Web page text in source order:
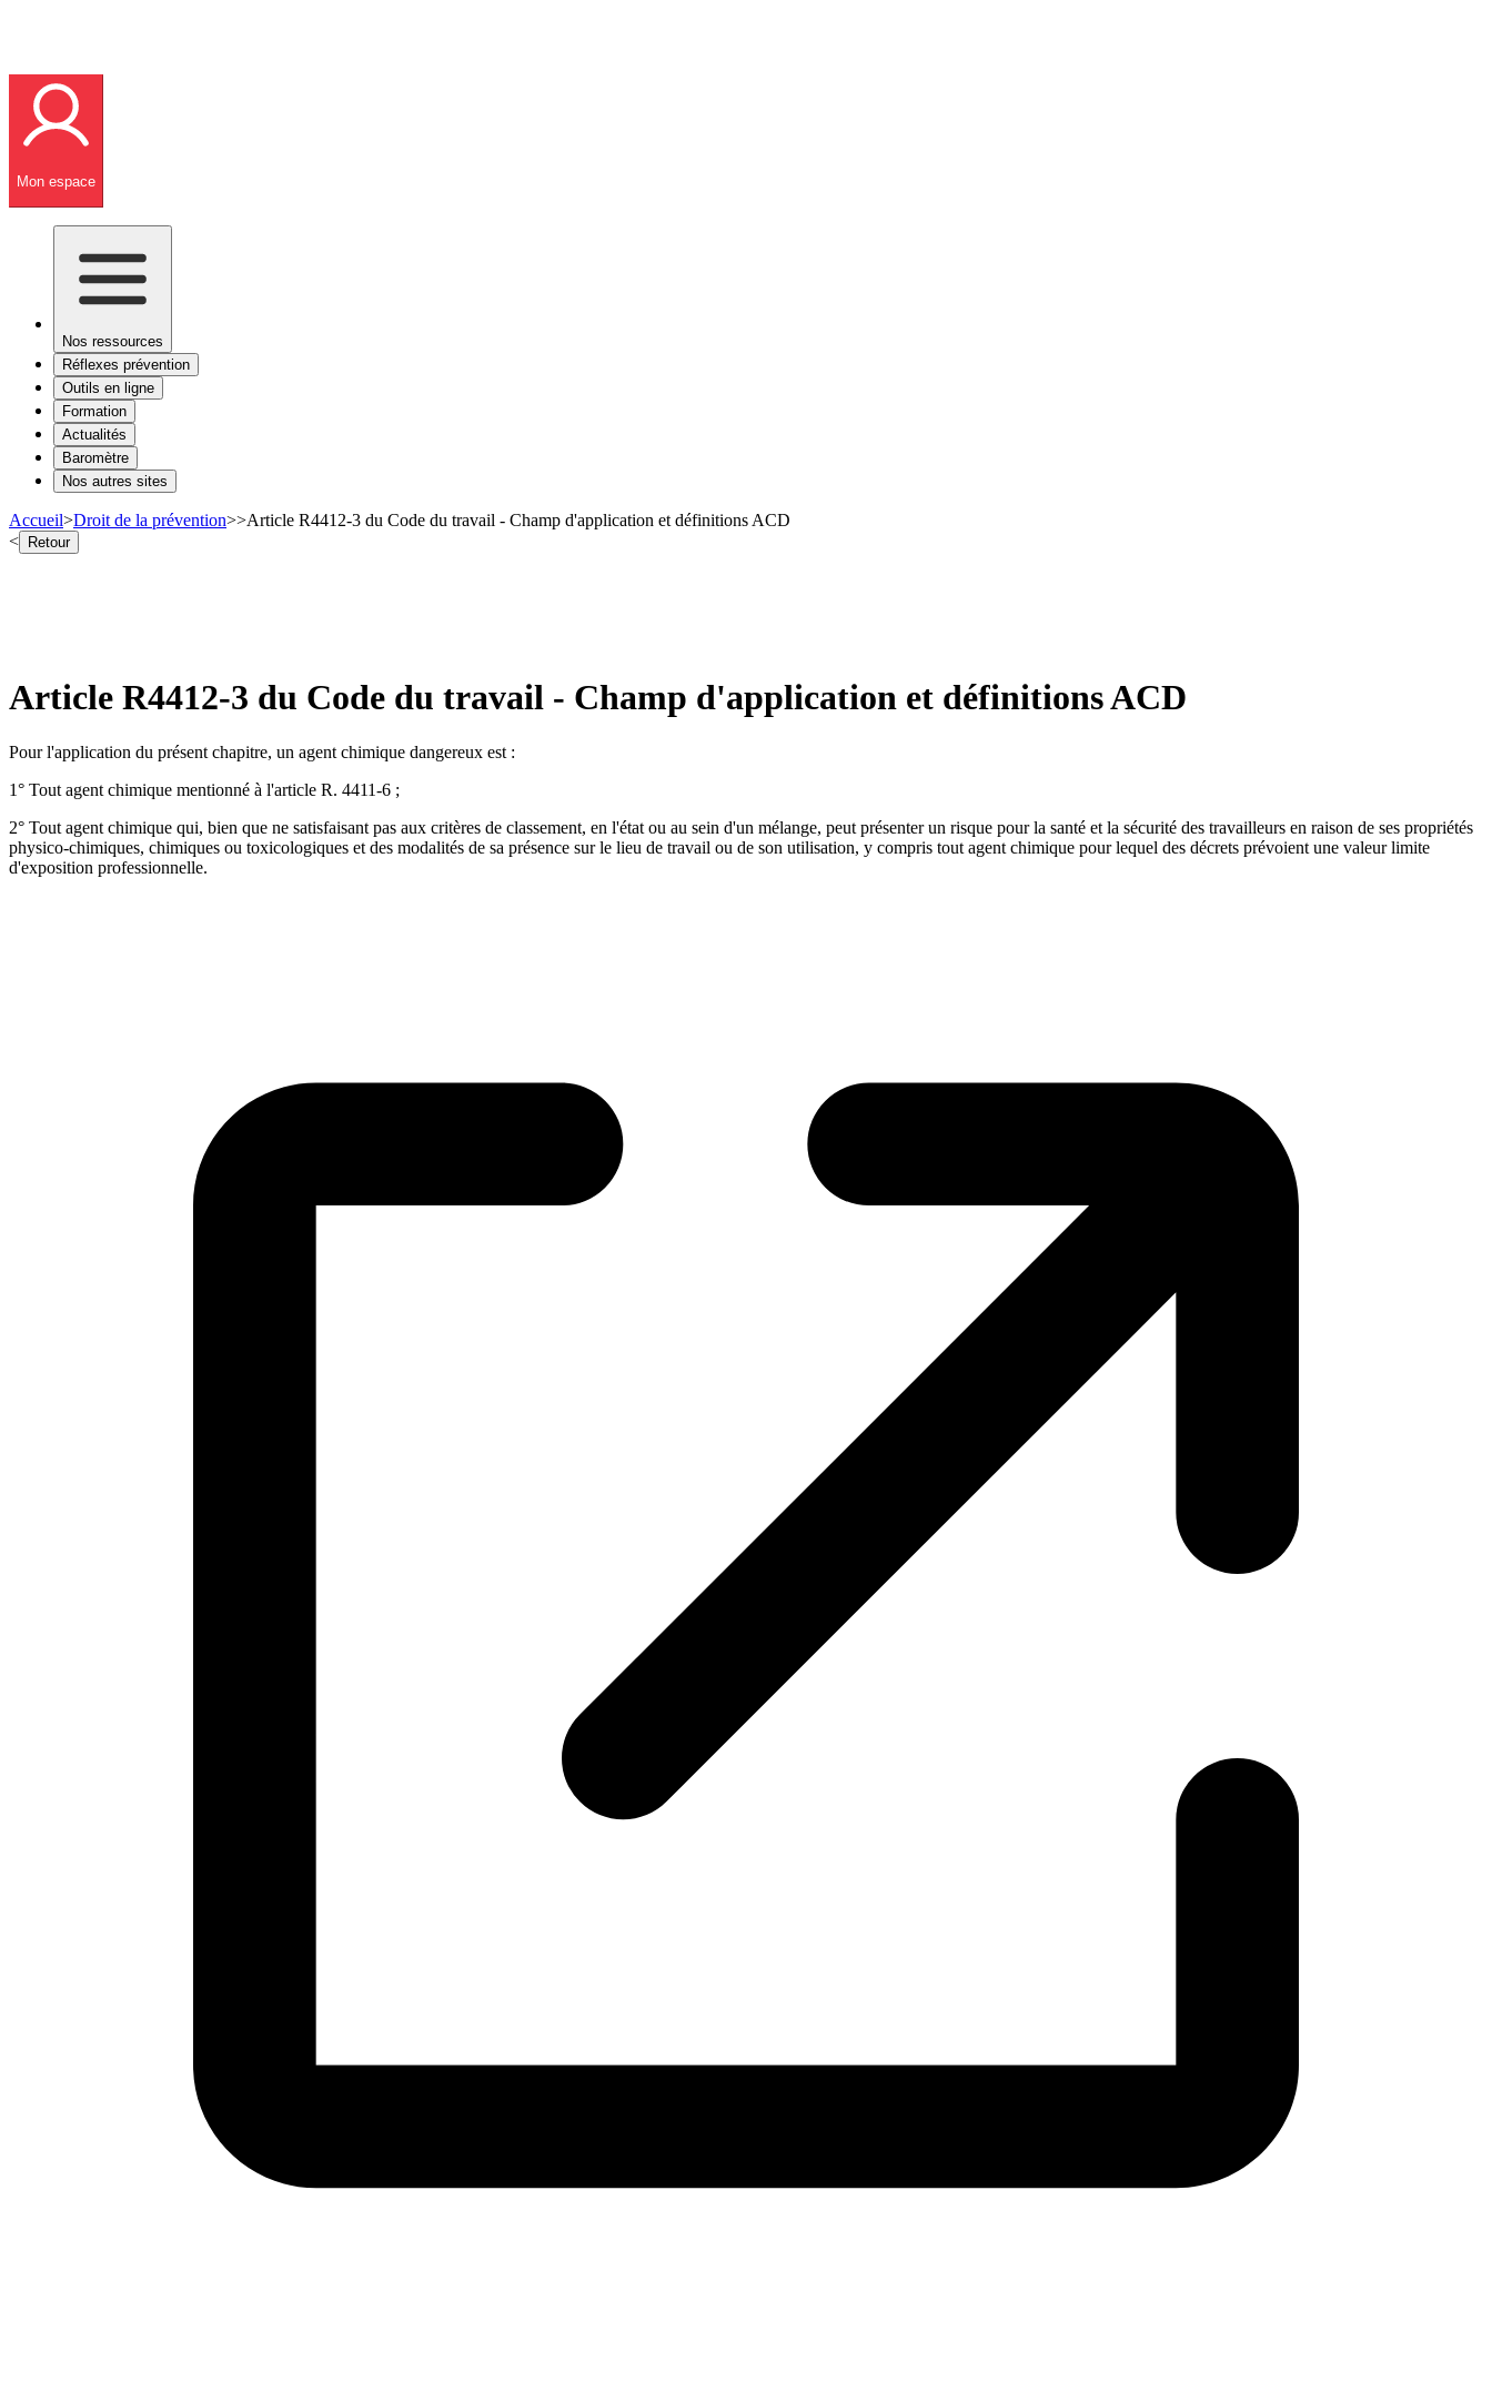
Mon espace
Nos ressources
Réflexes prévention
Outils en ligne
Formation
Actualités
Baromètre
Nos autres sites
Accueil>Droit de la prévention>>Article R4412-3 du Code du travail - Champ d'application et définitions ACD
< Retour
Article R4412-3 du Code du travail - Champ d'application et définitions ACD
Pour l'application du présent chapitre, un agent chimique dangereux est :
1° Tout agent chimique mentionné à l'article R. 4411-6 ;
2° Tout agent chimique qui, bien que ne satisfaisant pas aux critères de classement, en l'état ou au sein d'un mélange, peut présenter un risque pour la santé et la sécurité des travailleurs en raison de ses propriétés
physico-chimiques, chimiques ou toxicologiques et des modalités de sa présence sur le lieu de travail ou de son utilisation, y compris tout agent chimique pour lequel des décrets prévoient une valeur limite
d'exposition professionnelle.